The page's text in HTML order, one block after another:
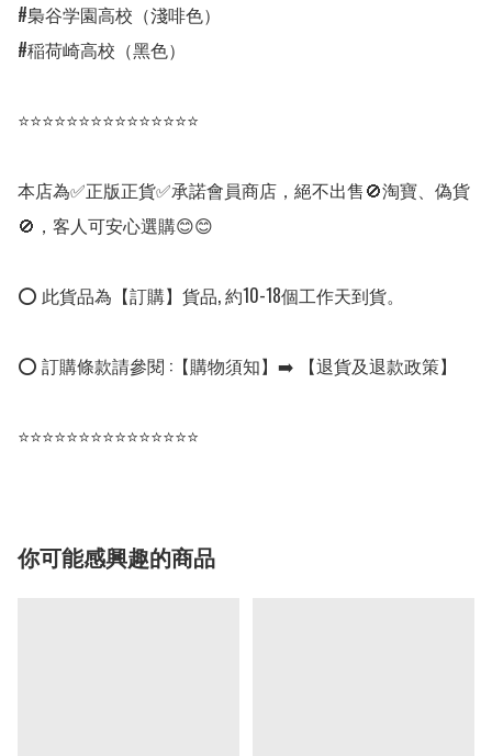
#梟谷学園高校（淺啡色）
#稲荷崎高校（黑色）
⭐⭐⭐⭐⭐⭐⭐⭐⭐⭐⭐⭐⭐⭐⭐
本店為✅正版正貨✅承諾會員商店，絕不出售🚫淘寶、偽貨
🚫，客人可安心選購😊😊
⭕ 此貨品為【訂購】貨品, 約10-18個工作天到貨。
⭕ 訂購條款請參閱 :【購物須知】➡️ 【退貨及退款政策】
⭐⭐⭐⭐⭐⭐⭐⭐⭐⭐⭐⭐⭐⭐⭐
你可能感興趣的商品